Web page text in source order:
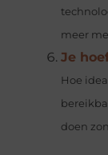
meer
Je
Hoe
doen